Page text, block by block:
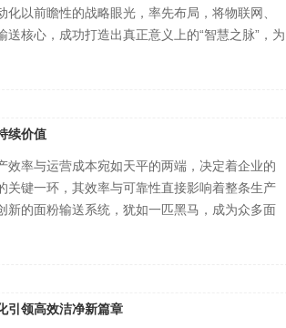
以前瞻性的战略眼光，率先布局，将物联网、
核心，成功打造出真正意义上的“智慧之脉”，为
续价值
效率与运营成本宛如天平的两端，决定着企业的
关键一环，其效率与可靠性直接影响着整条生产
新的面粉输送系统，犹如一匹黑马，成为众多面
引领高效洁净新篇章